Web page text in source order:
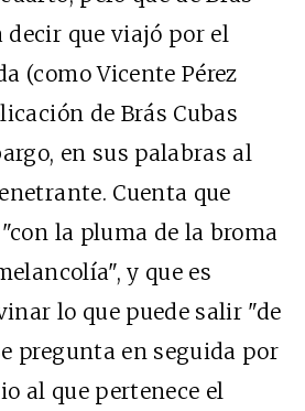
decir que viajó por el
(como Vicente Pérez
de Brás Cubas
en sus palabras al
Cuenta que
la pluma de la broma
y que es
lo que puede salir "de
pregunta en seguida por
al que pertenece el